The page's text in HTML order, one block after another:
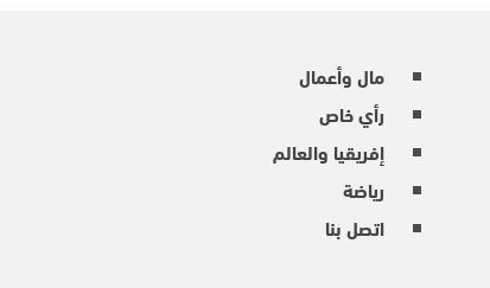
مال وأعمال
رأي خاص
إفريقيا والعالم
رياضة
اتصل بنا